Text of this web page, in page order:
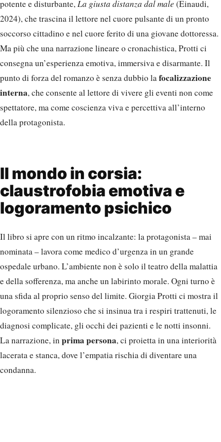
potente e disturbante,La giusta distanza dal male (Einaudi,
2024), che trascina il lettore nel cuore pulsante di un pronto
soccorso cittadino e nel cuore ferito di una giovane dottoressa.
Ma più che una narrazione lineare o cronachistica, Protti ci
consegna un’esperienza emotiva, immersiva e disarmante. Il
punto di forza del romanzo è senza dubbio lafocalizzazione
interna, che consente al lettore di vivere gli eventi non come
spettatore, ma come coscienza viva e percettiva all’interno
della protagonista.
Il mondo in corsia:
claustrofobia emotiva e
logoramento psichico
Il libro si apre con un ritmo incalzante: la protagonista – mai
nominata – lavora come medico d’urgenza in un grande
ospedale urbano. L’ambiente non è solo il teatro della malattia
e della sofferenza, ma anche un labirinto morale. Ogni turno è
una sfida al proprio senso del limite. Giorgia Protti ci mostra il
logoramento silenzioso che si insinua tra i respiri trattenuti, le
diagnosi complicate, gli occhi dei pazienti e le notti insonni.
La narrazione, inprima persona, ci proietta in una interiorità
lacerata e stanca, dove l’empatia rischia di diventare una
condanna.